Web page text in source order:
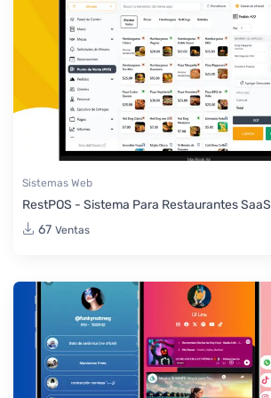
Sistemas Web
RestPOS - Sistema Para Restaurantes SaaS
67 Ventas